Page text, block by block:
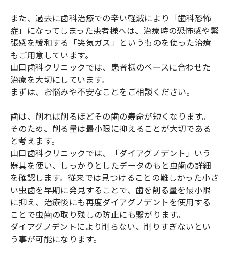
また、過去に歯科治療での辛い軽減により「歯科恐怖
症」になってしまった患者様へは、治療時の恐怖感や緊
張感を緩和する「笑気ガス」というものを使った治療
もご用意しています。
山口歯科クリニックでは、患者様のペースに合わせた
治療を大切にしています。
まずは、お悩みや不安なことをご相談ください。
歯は、削れば削るほどその歯の寿命が短くなります。
そのため、削る量は最小限に抑えることが大切である
と考えます。
山口歯科クリニックでは、「ダイアグノデント」いう
器具を使い、しっかりとしたデータのもと虫歯の詳細
を確認します。従来では見つけることの難しかった小さ
い虫歯を早期に発見することで、歯を削る量を最小限
に抑え、治療後にも再度ダイアグノデントを使用する
ことで虫歯の取り残しの防止にも繋がります。
ダイアグノデントにより削らない、削りすぎないとい
う事が可能になります。